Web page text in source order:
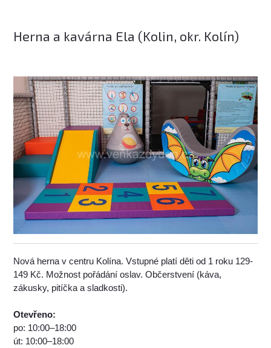
Herna a kavárna Ela (Kolin, okr. Kolín)
Nová herna v centru Kolína. Vstupné platí děti od 1 roku 129-
149 Kč. Možnost pořádání oslav. Občerstvení (káva,
zákusky, pitíčka a sladkosti).
Otevřeno:
po: 10:00–18:00
út: 10:00–18:00